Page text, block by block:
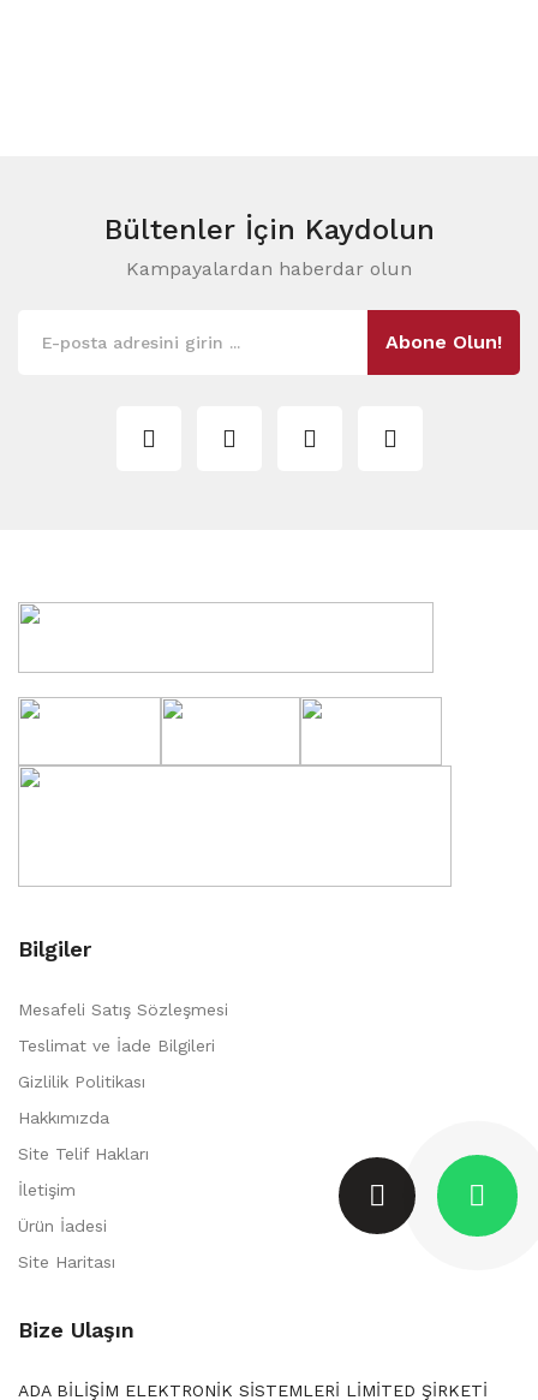
Bültenlerİçin Kaydolun
Kampayalardan haberdar olun
Abone Olun!
Bilgiler
Mesafeli Satış Sözleşmesi
Teslimat ve İade Bilgileri
Gizlilik Politikası
Hakkımızda
Site Telif Hakları
İletişim
Ürün İadesi
Site Haritası
Bize Ulaşın
ADA BİLİŞİM ELEKTRONİK SİSTEMLERİ LİMİTED ŞİRKETİ